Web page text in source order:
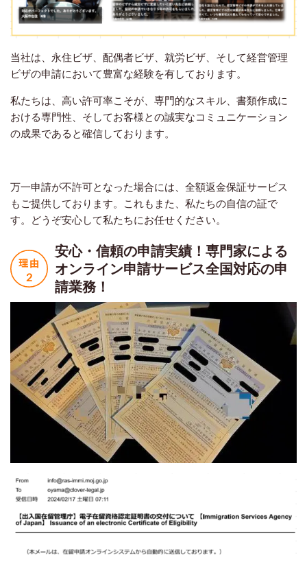
当社は、永住ビザ、配偶者ビザ、就労ビザ、そして経営管理
ビザの申請において豊富な経験を有しております。
私たちは、高い許可率こそが、専門的なスキル、書類作成に
おける専門性、そしてお客様との誠実なコミュニケーション
の成果であると確信しております。
万一申請が不許可となった場合には、全額返金保証サービス
もご提供しております。これもまた、私たちの自信の証で
す。どうぞ安心して私たちにお任せください。
安心・信頼の申請実績！ 専門家による
オンライン申請サービス全国対応の申
請業務！